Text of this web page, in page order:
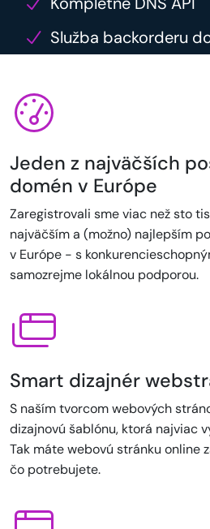
Služba backorderu
Jeden z najväčších
domén v Európe
Zaregistrovali sme viac než sto
najväčším a (možno) najlepším
v Európe - s
samozrejme lokálnou podporou.
Smart dizajnér
S naším tvorcom webových
dizajnovú šablónu, ktorá najviac
Tak máte webovú stránku online
čo potrebujete.